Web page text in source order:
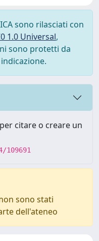
sono rilasciati con
1.0 Universal,
sono protetti da
citare o creare un
sono stati
dell'ateneo